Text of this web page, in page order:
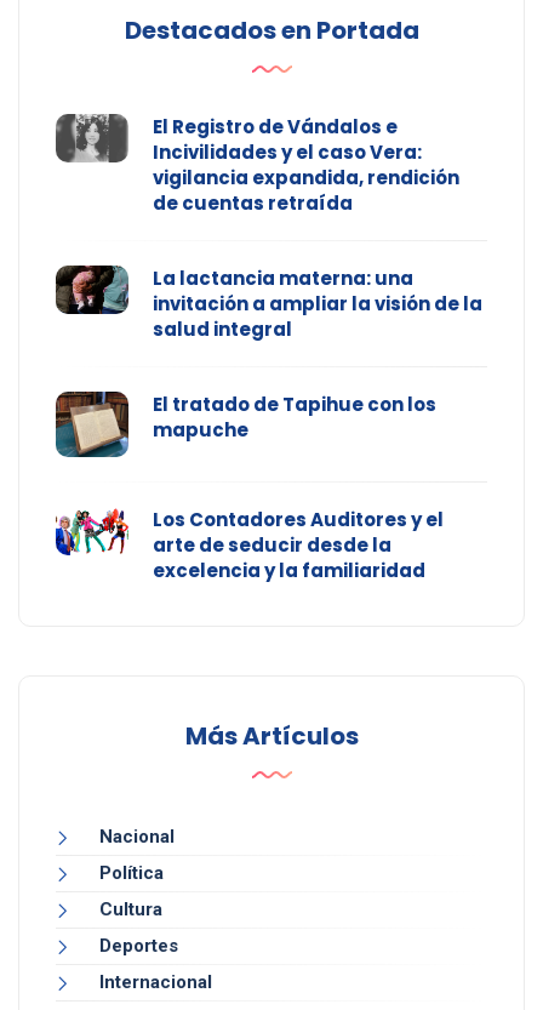
Destacados en Portada
El Registro de Vándalos e
Incivilidades y el caso Vera:
vigilancia expandida, rendición
de cuentas retraída
La lactancia materna: una
invitación a ampliar la visión de la
salud integral
El tratado de Tapihue con los
mapuche
Los Contadores Auditores y el
arte de seducir desde la
excelencia y la familiaridad
Más Artículos
Nacional
Política
Cultura
Deportes
Internacional